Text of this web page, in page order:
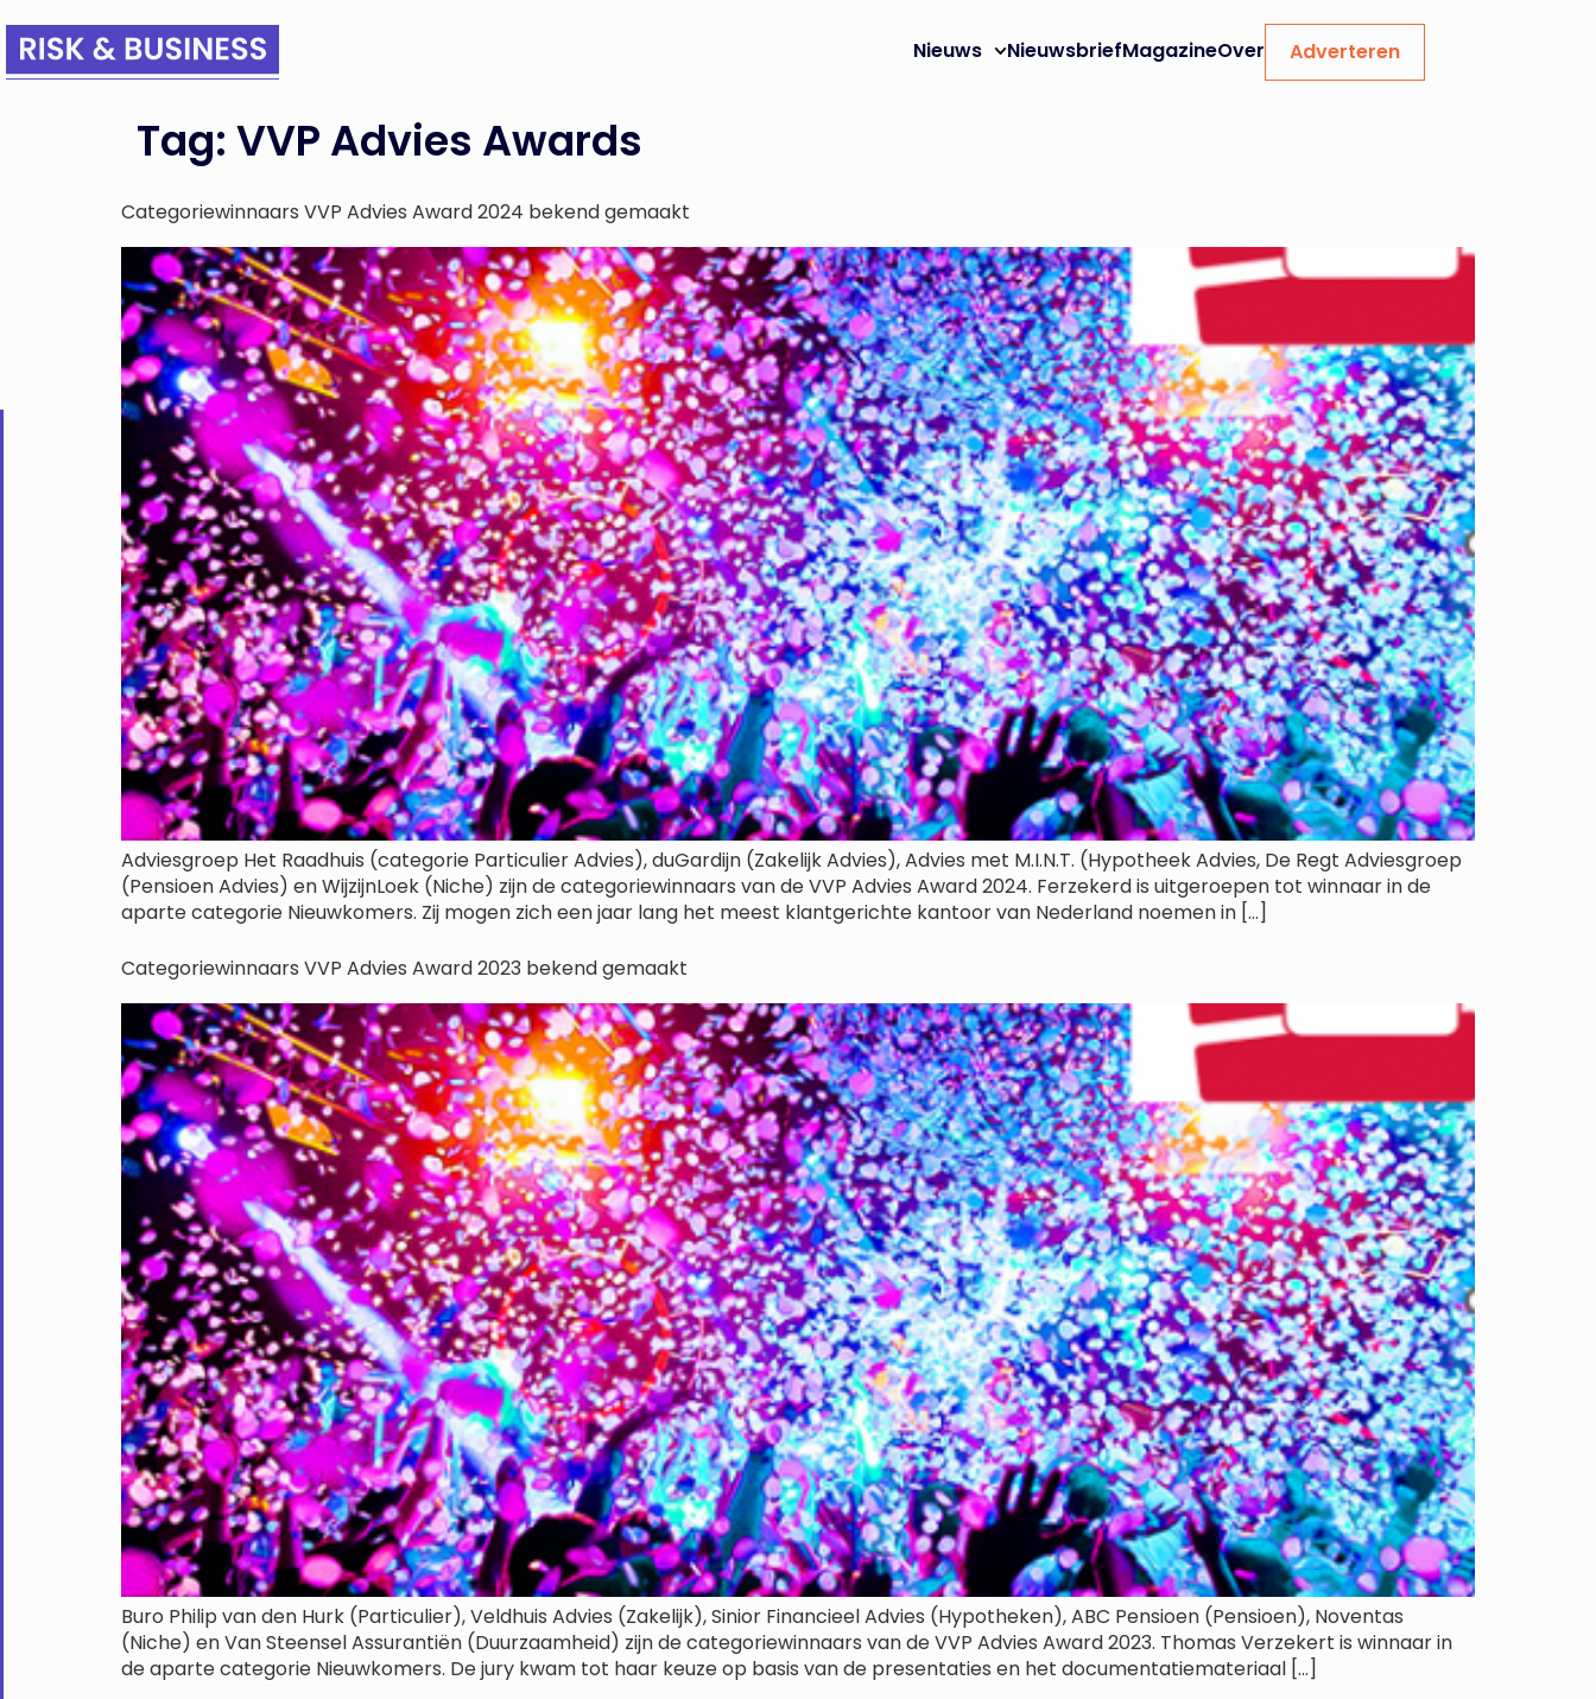
Nieuws NieuwsbriefMagazineOver Adverteren
Tag: VVP Advies Awards
Categoriewinnaars VVP Advies Award 2024 bekend gemaakt
Adviesgroep Het Raadhuis (categorie Particulier Advies), duGardijn (Zakelijk Advies), Advies met M.I.N.T. (Hypotheek Advies, De Regt Adviesgroep
(Pensioen Advies) en WijzijnLoek (Niche) zijn de categoriewinnaars van de VVP Advies Award 2024. Ferzekerd is uitgeroepen tot winnaar in de
aparte categorie Nieuwkomers. Zij mogen zich een jaar lang het meest klantgerichte kantoor van Nederland noemen in […]
Categoriewinnaars VVP Advies Award 2023 bekend gemaakt
Buro Philip van den Hurk (Particulier), Veldhuis Advies (Zakelijk), Sinior Financieel Advies (Hypotheken), ABC Pensioen (Pensioen), Noventas
(Niche) en Van Steensel Assurantiën (Duurzaamheid) zijn de categoriewinnaars van de VVP Advies Award 2023. Thomas Verzekert is winnaar in
de aparte categorie Nieuwkomers. De jury kwam tot haar keuze op basis van de presentaties en het documentatiemateriaal […]